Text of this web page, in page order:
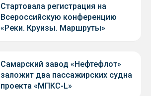
Стартовала регистрация на
Всероссийскую конференцию
«Реки. Круизы. Маршруты»
Самарский завод «Нефтефлот»
заложит два пассажирских судна
проекта «МПКС-L»